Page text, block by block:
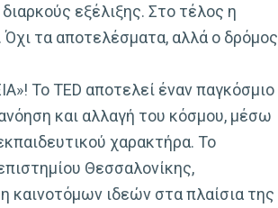
εξέλιξης. Στο τέλος η
Όχι τα αποτελέσματα, αλλά ο δρόμος
Το TED αποτελεί έναν παγκόσμιο
και αλλαγή του κόσμου, μέσω
χαρακτήρα. Το
Θεσσαλονίκης,
ιδεών στα πλαίσια της